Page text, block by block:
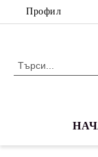
Профил